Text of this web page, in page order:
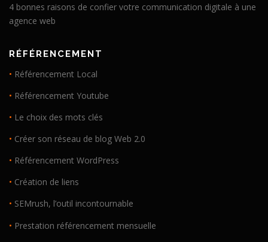
4 bonnes raisons de confier votre communication digitale à une
agence web
RÉFÉRENCEMENT
• Référencement Local
• Référencement Youtube
• Le choix des mots clés
• Créer son réseau de blog Web 2.0
• Référencement WordPress
• Création de liens
• SEMrush, l’outil incontournable
• Prestation référencement mensuelle